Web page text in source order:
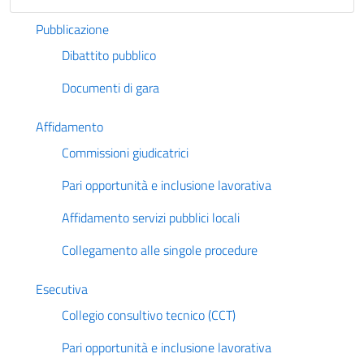
Pubblicazione
Dibattito pubblico
Documenti di gara
Affidamento
Commissioni giudicatrici
Pari opportunità e inclusione lavorativa
Affidamento servizi pubblici locali
Collegamento alle singole procedure
Esecutiva
Collegio consultivo tecnico (CCT)
Pari opportunità e inclusione lavorativa